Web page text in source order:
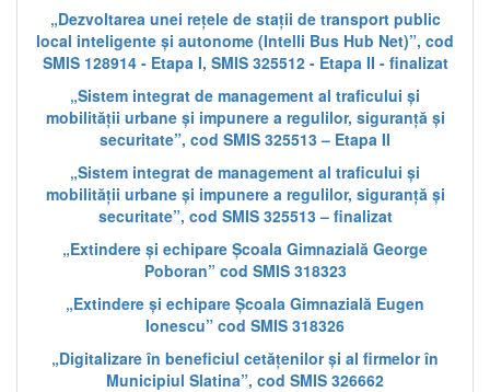
„Dezvoltarea unei rețele de stații de transport public
local inteligente și autonome (Intelli Bus Hub Net)”, cod
SMIS 128914 - Etapa I, SMIS 325512 - Etapa II - finalizat
„Sistem integrat de management al traficului și
mobilității urbane și impunere a regulilor, siguranță și
securitate”, cod SMIS 325513 – Etapa II
„Sistem integrat de management al traficului și
mobilității urbane și impunere a regulilor, siguranță și
securitate”, cod SMIS 325513 – finalizat
„Extindere și echipare Școala Gimnazială George
Poboran” cod SMIS 318323
„Extindere și echipare Școala Gimnazială Eugen
Ionescu” cod SMIS 318326
„Digitalizare în beneficiul cetățenilor și al firmelor în
Municipiul Slatina”, cod SMIS 326662